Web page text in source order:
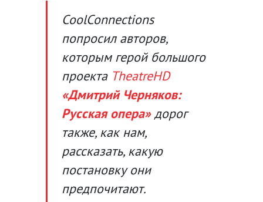
CoolConnections
попросил авторов,
которым герой большого
проекта TheatreHD
«Дмитрий Черняков:
Русская опера»дорог
также, как нам,
рассказать, какую
постановку они
предпочитают.